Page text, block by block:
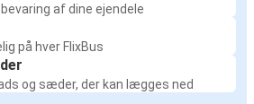
af dine ejendele
på hver FlixBus
og sæder, der kan lægges ned